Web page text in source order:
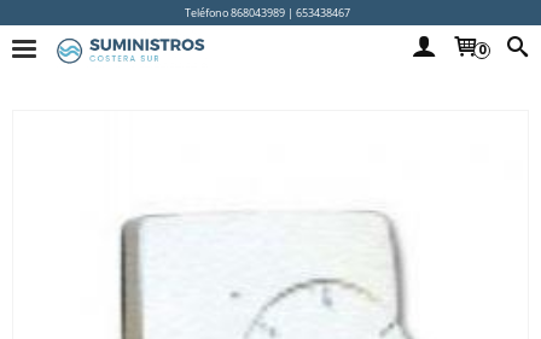
Teléfono 868043989 | 653438467
0